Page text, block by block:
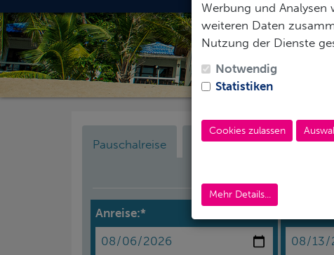
Pauschalreise Nur Hotel
Anreise:*
Werbung und
weiteren Daten
Nutzung der Dienste
Notwendig
Statistiken
Cookies zulassen
Mehr Details...